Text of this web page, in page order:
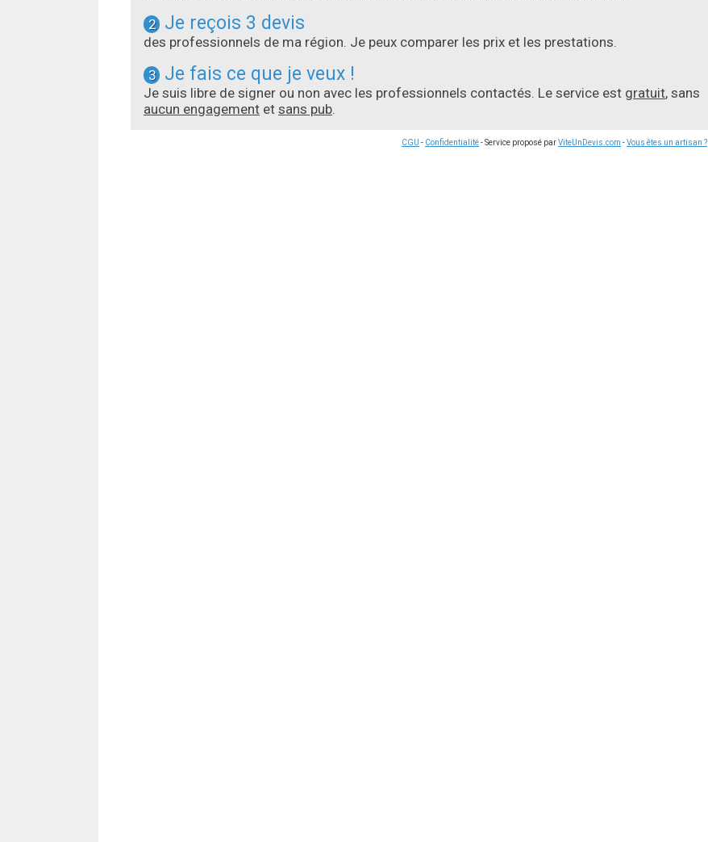
2 Je reçois 3 devis
des professionnels de ma région. Je peux comparer les prix et les prestations.
3 Je fais ce que je veux !
Je suis libre de signer ou non avec les professionnels contactés. Le service est gratuit, sans
aucun engagement et sans pub.
CGU - Confidentialité- Service proposé parViteUnDevis.com -Vous êtes un artisan ?